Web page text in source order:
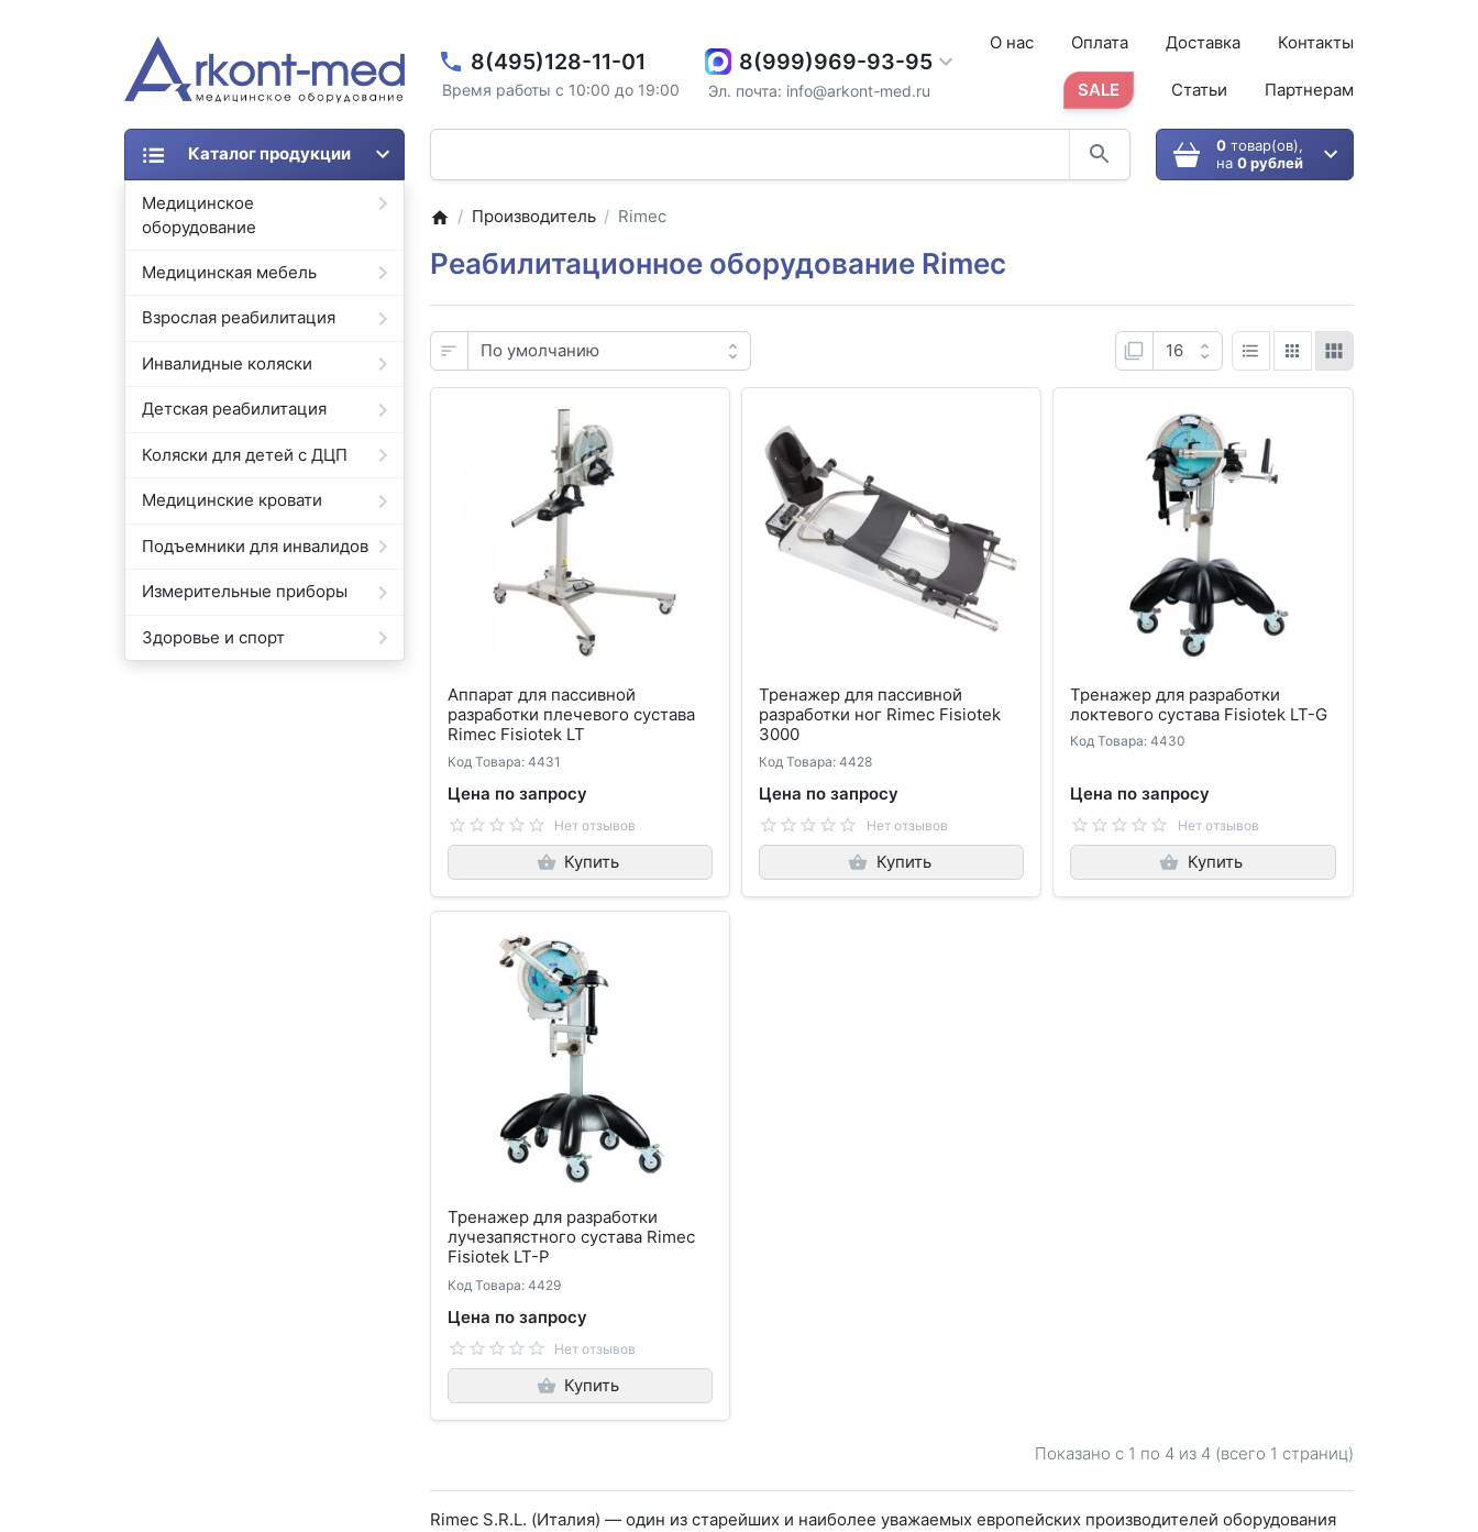
8(495)128-11-01
Время работы с 10:00 до 19:00
8(999)969-93-95
Эл. почта: info@arkont-med.ru
О нас Оплата Доставка Контакты
SALE Статьи Партнерам
0товар(ов),
на 0 рублей
Каталог продукции
Медицинское
оборудование
Медицинская мебель
Взрослая реабилитация
Инвалидные коляски
Детская реабилитация
Коляски для детей с ДЦП
Медицинские кровати
Подъемники для инвалидов
Измерительные приборы
Здоровье и спорт
Производитель Rimec
Реабилитационное оборудование Rimec
Аппарат для пассивной
разработки плечевого сустава
Rimec Fisiotek LT
Код Товара: 4431
Цена по запросу
Нет отзывов
Купить
Тренажер для пассивной
разработки ног Rimec Fisiotek
3000
Код Товара: 4428
Цена по запросу
Нет отзывов
Купить
Тренажер для разработки
локтевого сустава Fisiotek LT-G
Код Товара: 4430
Цена по запросу
Нет отзывов
Купить
Тренажер для разработки
лучезапястного сустава Rimec
Fisiotek LT-P
Код Товара: 4429
Цена по запросу
Нет отзывов
Купить
Показано с 1 по 4из 4 (всего 1 страниц)
Rimec S.R.L. (Италия) — один из старейших и наиболее уважаемых европейских производителей оборудования